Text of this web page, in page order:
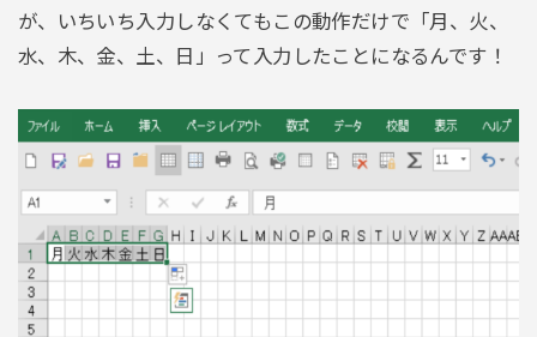
が、いちいち入力しなくてもこの動作だけで「月、火、
水、木、金、土、日」って入力したことになるんです！